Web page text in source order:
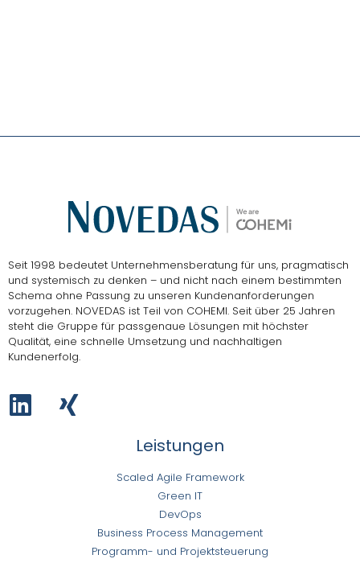
Seit 1998 bedeutet Unternehmensberatung für uns, pragmatisch
und systemisch zu denken – und nicht nach einem bestimmten
Schema ohne Passung zu unseren Kundenanforderungen
vorzugehen. NOVEDAS ist Teil von COHEMI. Seit über 25 Jahren
steht die Gruppe für passgenaue Lösungen mit höchster
Qualität, eine schnelle Umsetzung und nachhaltigen
Kundenerfolg.
Leistungen
Scaled Agile Framework
Green IT
DevOps
Business Process Management
Programm- und Projektsteuerung